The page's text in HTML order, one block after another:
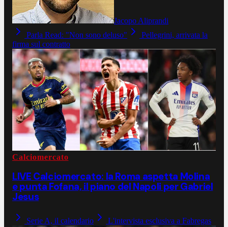
Jacopo Aliprandi
Parla Read: "Non sono deluso"
Pellegrini, arrivata la
firma sul contratto
Calciomercato
LIVE Calciomercato: la Roma aspetta Molina
e punta Fofana, il piano del Napoli per Gabriel
Jesus
Serie A, il calendario L'intervista esclusiva a Fabregas